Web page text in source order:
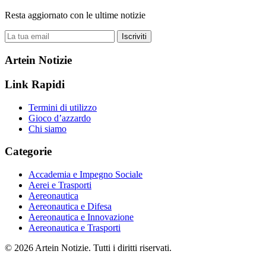
Resta aggiornato con le ultime notizie
Iscriviti
Artein Notizie
Link Rapidi
Termini di utilizzo
Gioco d’azzardo
Chi siamo
Categorie
Accademia e Impegno Sociale
Aerei e Trasporti
Aereonautica
Aereonautica e Difesa
Aereonautica e Innovazione
Aereonautica e Trasporti
© 2026 Artein Notizie. Tutti i diritti riservati.